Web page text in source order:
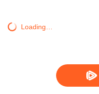
Loading…